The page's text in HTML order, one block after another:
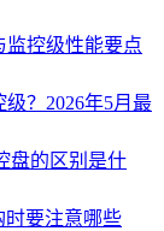
监控级性能要点
？2026年5月最
盘的区别是什
时要注意哪些